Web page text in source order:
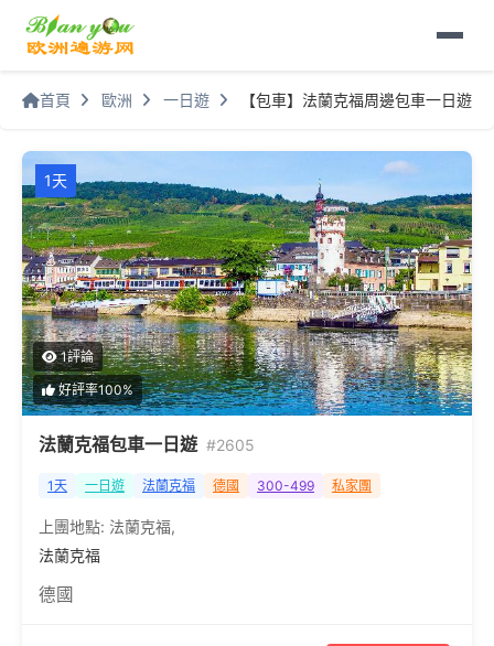
首頁 歐洲 一日遊 【包車】法蘭克福周邊包車一日遊
1天
1評論
好評率100%
法蘭克福包車一日遊 #2605
1天 一日遊 法蘭克福 德國 300-499 私家團
上團地點: 法蘭克福,
法蘭克福
德國